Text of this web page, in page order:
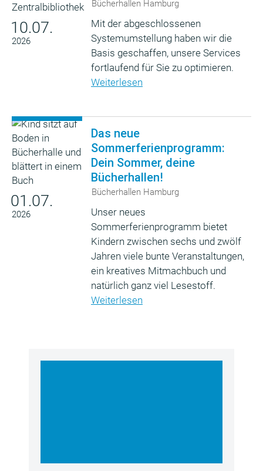
10.07.
2026
Bücherhallen Hamburg
Mit der abgeschlossenen
Systemumstellung haben wir die
Basis geschaffen, unsere Services
fortlaufend für Sie zu optimieren.
Weiterlesen
01.07.
2026
Das neue
Sommerferienprogramm:
Dein Sommer, deine
Bücherhallen!
Bücherhallen Hamburg
Unser neues
Sommerferienprogramm bietet
Kindern zwischen sechs und zwölf
Jahren viele bunte Veranstaltungen,
ein kreatives Mitmachbuch und
natürlich ganz viel Lesestoff.
Weiterlesen